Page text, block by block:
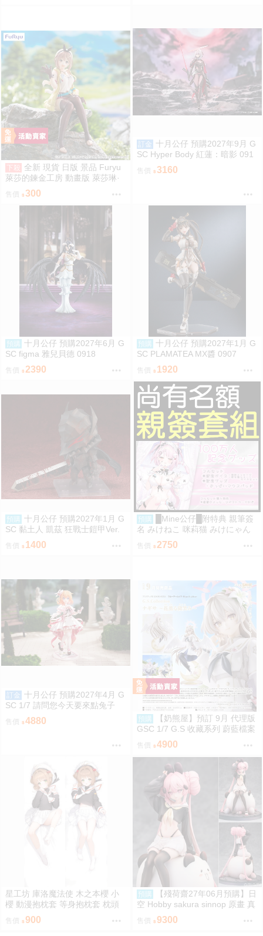
下殺
全新 現貨 日版 景品 Furyu
萊莎的鍊金工房 動畫版 萊莎琳·
斯托特 泡麵蓋 萊莎
售價 300
訂金 十月公仔 預購2027年9月 G
SC Hyper Body 紅蓮：暗影 091
售價 3160
預購
十月公仔 預購2027年6月 G
SC figma 雅兒貝德 0918
2390
預購
十月公仔 預購2027年1月 G
SC PLAMATEA MX醬 0907
1920
預購
十月公仔 預購2027年1月 G
SC 黏土人 凱茲 狂戰士鎧甲Ver.
BLOOD EDITION 0907
售價 1400
預購
█Mine公仔█附特典 親筆簽
名 みけねこ 咪萪猫 みけにゃん
１００万人記念グッズ 100萬人
紀念套組 直筆親簽滑鼠墊
售價 2750
訂金 十月公仔 預購2027年4月 G
SC 1/7 請問您今天要來點兔子
嗎？心愛 禮服Ver 0907
4880 預購
【奶熊屋】預訂 9月 代理版
GSC 1/7 G.S 收藏系列 蔚藍檔案
渚 花香微笑 0922
4900
星工坊 庫洛魔法使 木之本櫻 小
櫻 動漫抱枕套 等身抱枕套 枕頭
售價 900
預購
【殘荷齋27年06月預購】日
空 Hobby sakura sinnop 原畫 真
の点P 私服Ver 1/6 一般版
售價 9300